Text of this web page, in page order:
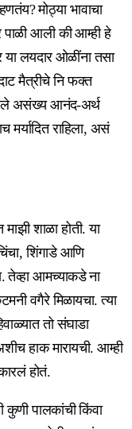
मोठ्या भावाचा
पाळी आली की आम्ही हे
लयदार ओळींना तसा
मैत्रीचे नि फक्त
असंख्य आनंद-अर्थ
मर्यादित राहिला, असं
शाळा होती. या
शिंगाडे आणि
तेव्हा आमच्याकडे ना
वगैरे मिळायचा. त्या
तो संघाडा
हाक मारायची. आम्ही
होतं.
पालकांची किंवा